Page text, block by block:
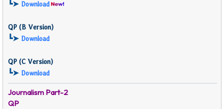
┗➤ Download
QP (B Version)
┗➤ Download
QP (C Version)
┗➤ Download
Journalism Part-2
QP